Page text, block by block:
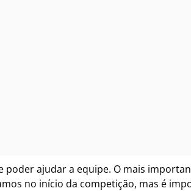
ajudar a equipe. O mais
no início da competição, mas é